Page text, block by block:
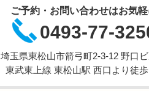
ご予約・お問い合わせはお気軽
0493-77-
埼玉県東松山市箭弓町2-3-12 野口
東武東上線 東松山駅 西口より徒